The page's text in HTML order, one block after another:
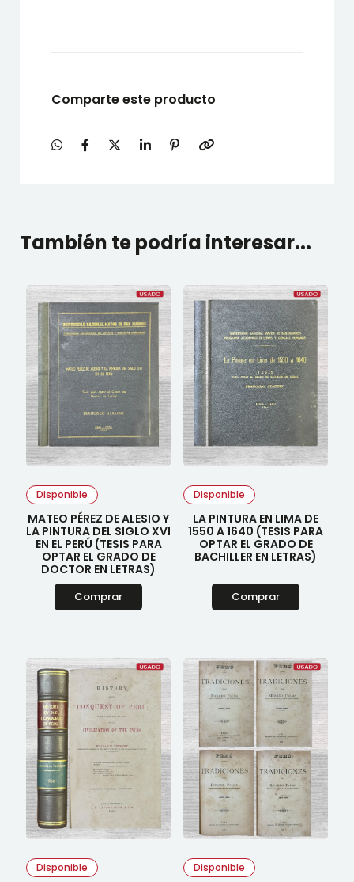
Comparte este producto
También te podría interesar...
Disponible
MATEO PÉREZ DE ALESIO Y
LA PINTURA DEL SIGLO XVI
EN EL PERÚ (TESIS PARA
OPTAR EL GRADO DE
DOCTOR EN LETRAS)
Comprar
Disponible
LA PINTURA EN LIMA DE
1550 A 1640 (TESIS PARA
OPTAR EL GRADO DE
BACHILLER EN LETRAS)
Comprar
Disponible Disponible